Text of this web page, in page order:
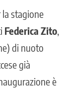
la stagione
Federica Zito
di nuoto
già
è